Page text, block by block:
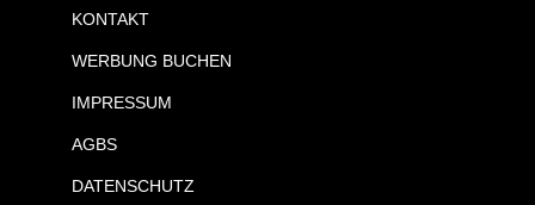
KONTAKT
WERBUNG BUCHEN
IMPRESSUM
AGBS
DATENSCHUTZ